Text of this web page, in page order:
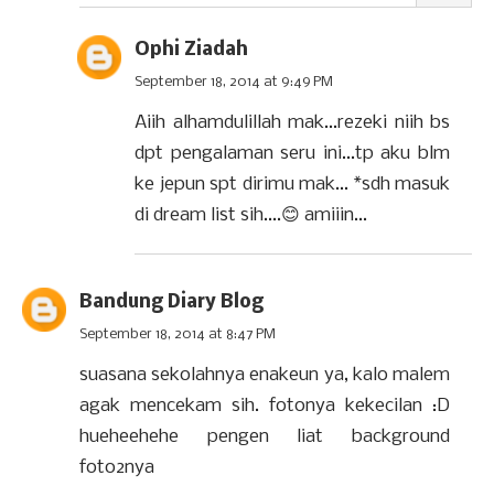
Ophi Ziadah
September 18, 2014 at 9:49 PM
Aiih alhamdulillah mak...rezeki niih bs
dpt pengalaman seru ini...tp aku blm
ke jepun spt dirimu mak... *sdh masuk
di dream list sih....😊 amiiin...
Bandung Diary Blog
September 18, 2014 at 8:47 PM
suasana sekolahnya enakeun ya, kalo malem
agak mencekam sih. fotonya kekecilan :D
hueheehehe pengen liat background
foto2nya